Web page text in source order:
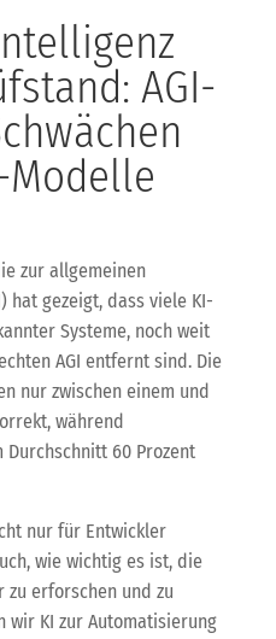
AGI-
zur allgemeinen
hat gezeigt, dass viele KI-
Systeme, noch weit
AGI entfernt sind. Die
nur zwischen einem und
während
60 Prozent
nur für Entwickler
wie wichtig es ist, die
zu erforschen und zu
wir KI zur Automatisierung